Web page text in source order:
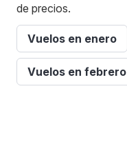
de precios.
Vuelos en enero
Vuelos en febrero